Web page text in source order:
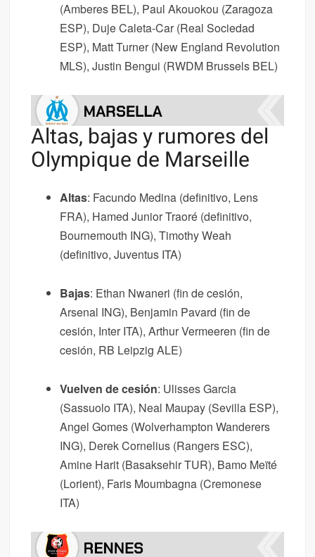
(Amberes BEL), Paul Akouokou (Zaragoza
ESP), Duje Caleta-Car (Real Sociedad
ESP), Matt Turner (New England Revolution
MLS), Justin Bengui (RWDM Brussels BEL)
Altas, bajas y rumores del
Olympique de Marseille
Altas: Facundo Medina (definitivo, Lens
FRA), Hamed Junior Traoré (definitivo,
Bournemouth ING), Timothy Weah
(definitivo, Juventus ITA)
Bajas: Ethan Nwaneri (fin de cesión,
Arsenal ING), Benjamin Pavard (fin de
cesión, Inter ITA), Arthur Vermeeren (fin de
cesión, RB Leipzig ALE)
Vuelven de cesión: Ulisses Garcia
(Sassuolo ITA), Neal Maupay (Sevilla ESP),
Angel Gomes (Wolverhampton Wanderers
ING), Derek Cornelius (Rangers ESC),
Amine Harit (Basaksehir TUR), Bamo Meïté
(Lorient), Faris Moumbagna (Cremonese
ITA)